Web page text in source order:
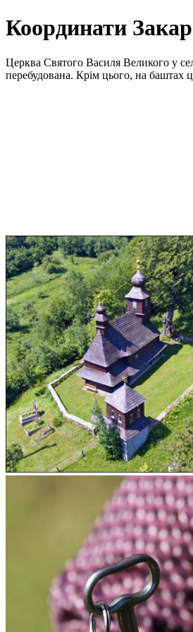
Координати
Церква Святого Василя Великого у
перебудована. Крім цього, на баштах